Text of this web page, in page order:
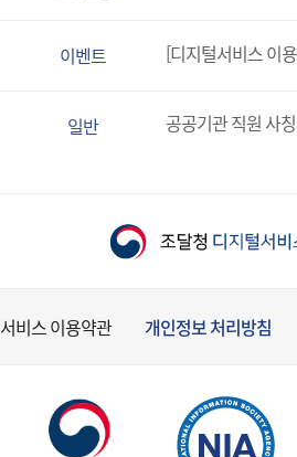
이벤트 [디지털서비스 이
일반 공공기관 직원 사
서비스 이용약관 개인정보 처리방침